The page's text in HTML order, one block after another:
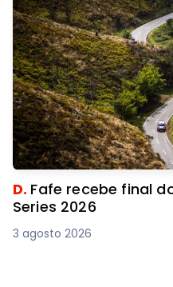
D. Fafe recebe final
Series 2026
3 agosto 2026